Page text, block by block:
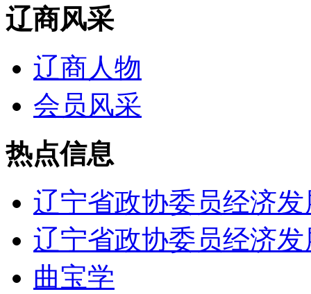
辽商风采
辽商人物
会员风采
热点信息
辽宁省政协委员经济
辽宁省政协委员经济
曲宝学